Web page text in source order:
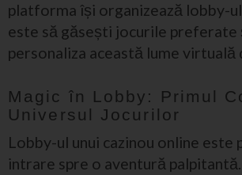
platforma își organizează lobby-
este să găsești jocurile preferate
personaliza această lume virtuală
Magic în Lobby: Primul
Universul Jocurilor
Lobby-ul unui cazinou online este
intrare spre o aventură